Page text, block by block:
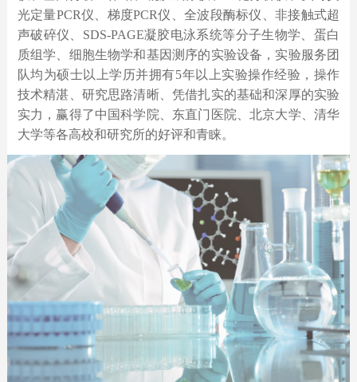
光定量PCR仪、梯度PCR仪、全波段酶标仪、非接触式超
声破碎仪、SDS-PAGE凝胶电泳系统等分子生物学、蛋白
质组学、细胞生物学和基因测序的实验设备，实验服务团
队均为硕士以上学历并拥有5年以上实验操作经验，操作
技术精湛、研究思路清晰、凭借扎实的基础和深厚的实验
实力，赢得了中国科学院、东直门医院、北京大学、清华
大学等各高校和研究所的好评和青睐。